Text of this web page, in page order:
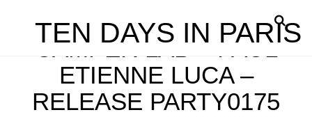
TEN DAYS IN PARIS
CAMPER LAB – PAUL
ETIENNE LUCA –
RELEASE PARTY0175